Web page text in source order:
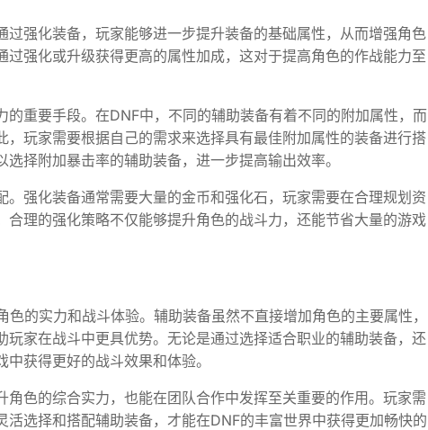
强化装备，玩家能够进一步提升装备的基础属性，从而增强角色
强化或升级获得更高的属性加成，这对于提高角色的作战能力至
重要手段。在DNF中，不同的辅助装备有着不同的附加属性，而
玩家需要根据自己的需求来选择具有最佳附加属性的装备进行搭
择附加暴击率的辅助装备，进一步提高输出效率。
强化装备通常需要大量的金币和强化石，玩家需要在合理规划资
理的强化策略不仅能够提升角色的战斗力，还能节省大量的游戏
的实力和战斗体验。辅助装备虽然不直接增加角色的主要属性，
家在战斗中更具优势。无论是通过选择适合职业的辅助装备，还
获得更好的战斗效果和体验。
色的综合实力，也能在团队合作中发挥至关重要的作用。玩家需
选择和搭配辅助装备，才能在DNF的丰富世界中获得更加畅快的